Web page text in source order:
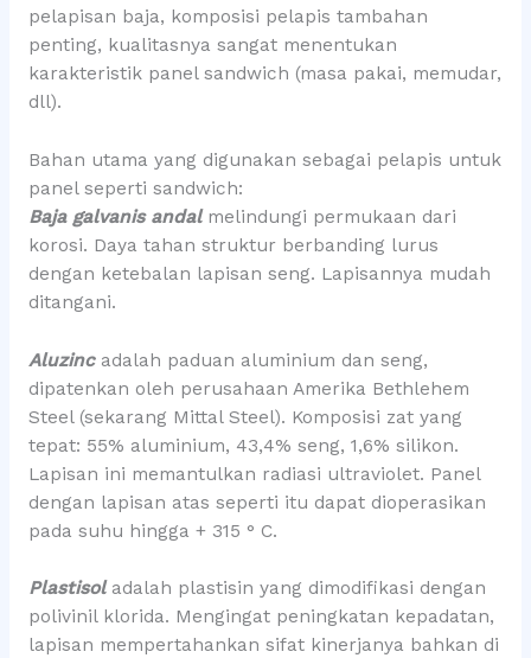
pelapisan baja, komposisi pelapis tambahan
penting, kualitasnya sangat menentukan
karakteristik panel sandwich (masa pakai, memudar,
dll).
Bahan utama yang digunakan sebagai pelapis untuk
panel seperti sandwich:
Baja galvanis andalmelindungi permukaan dari
korosi. Daya tahan struktur berbanding lurus
dengan ketebalan lapisan seng. Lapisannya mudah
ditangani.
Aluzincadalah paduan aluminium dan seng,
dipatenkan oleh perusahaan Amerika Bethlehem
Steel (sekarang Mittal Steel). Komposisi zat yang
tepat: 55% aluminium, 43,4% seng, 1,6% silikon.
Lapisan ini memantulkan radiasi ultraviolet. Panel
dengan lapisan atas seperti itu dapat dioperasikan
pada suhu hingga + 315 ° C.
Plastisoladalah plastisin yang dimodifikasi dengan
polivinil klorida. Mengingat peningkatan kepadatan,
lapisan mempertahankan sifat kinerjanya bahkan di